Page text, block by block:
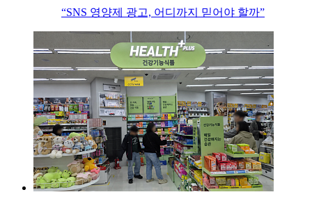
“SNS 영양제 광고, 어디까지 믿어야 할까”